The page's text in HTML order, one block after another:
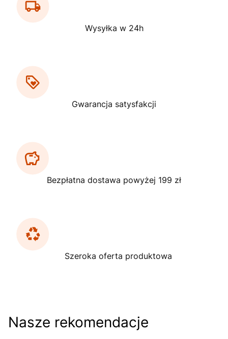
Wysyłka w 24h
Gwarancja satysfakcji
Bezpłatna dostawa powyżej 199 zł
Szeroka oferta produktowa
Nasze rekomendacje